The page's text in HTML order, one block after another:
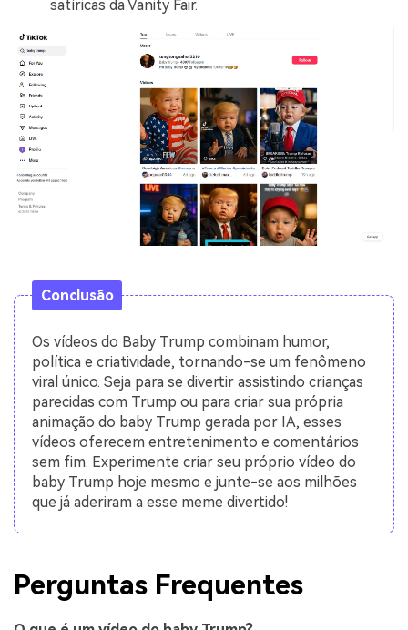
satíricas da Vanity Fair.
Conclusão
Os vídeos do Baby Trump combinam humor,
política e criatividade, tornando-se um fenômeno
viral único. Seja para se divertir assistindo crianças
parecidas com Trump ou para criar sua própria
animação do baby Trump gerada por IA, esses
vídeos oferecem entretenimento e comentários
sem fim. Experimente criar seu próprio vídeo do
baby Trump hoje mesmo e junte-se aos milhões
que já aderiram a esse meme divertido!
Perguntas Frequentes